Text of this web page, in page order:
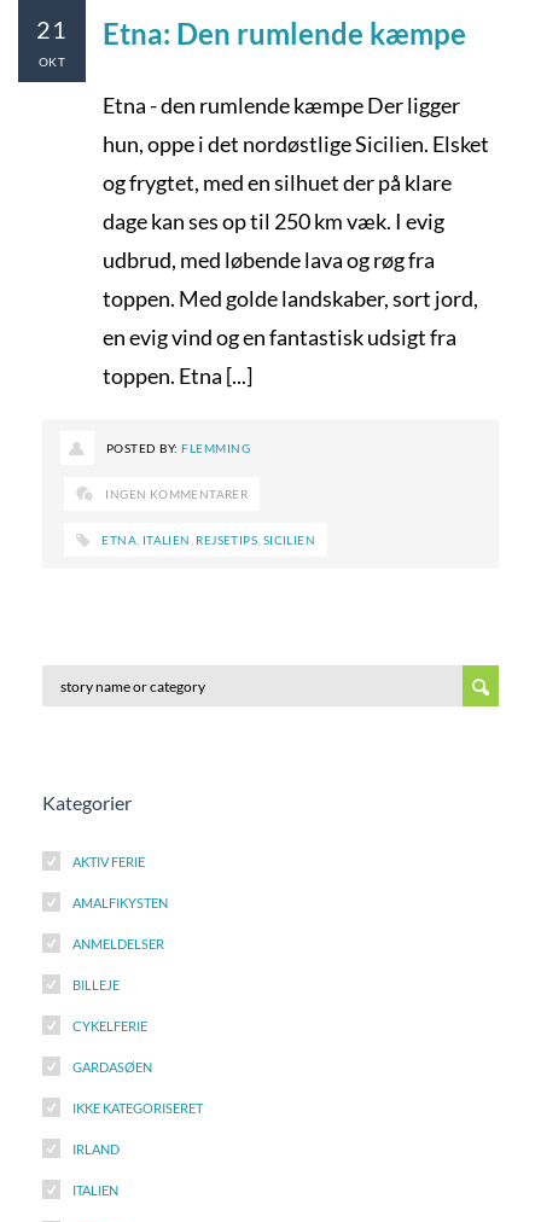
Etna: Den rumlende kæmpe
Etna - den rumlende kæmpe Der ligger
hun, oppe i det nordøstlige Sicilien. Elsket
og frygtet, med en silhuet der på klare
dage kan ses op til 250 km væk. I evig
udbrud, med løbende lava og røg fra
toppen. Med golde landskaber, sort jord,
en evig vind og en fantastisk udsigt fra
toppen. Etna [...]
21
OKT
POSTED BY:FLEMMING
INGEN KOMMENTARER
ETNA ITALIEN REJSETIPS SICILIEN
Kategorier
AKTIV FERIE
AMALFIKYSTEN
ANMELDELSER
BILLEJE
CYKELFERIE
GARDASØEN
IKKE KATEGORISERET
IRLAND
ITALIEN